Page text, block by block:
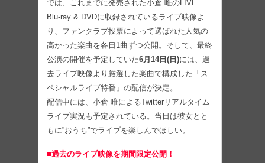
では、これまでに発売された小倉 唯のLIVE
Blu-ray & DVDに収録されているライブ映像よ
り、ファンクラブ投票によって選ばれた人気の
高かった楽曲を各日1曲ずつ公開。そして、最終
公演の開催を予定していた6月14日(日)には、過
去ライブ映像より厳選した楽曲で構成した「ス
ペシャルライブ特番」の配信が決定。
配信中には、小倉 唯によるTwitterリアルタイム
ライブ実況も予定されている。当日は彼女とと
もに”おうち”でライブを楽しんでほしい。
■過去のライブ映像を期間限定公開！